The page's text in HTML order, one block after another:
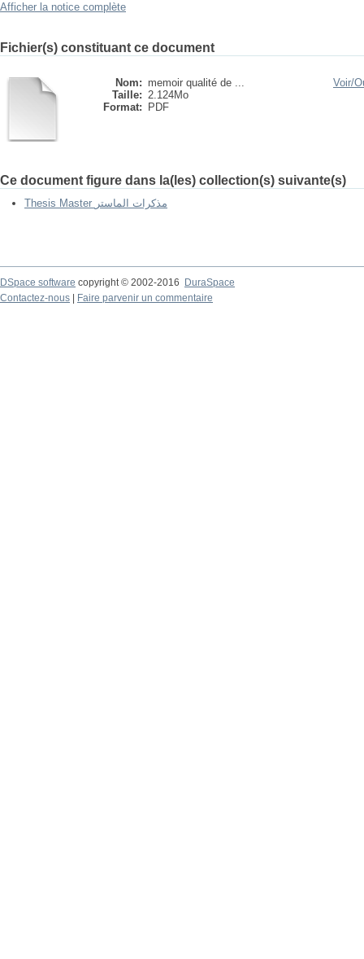
Afficher la notice complète
Fichier(s) constituant ce document
Nom: memoir qualité de ...
Taille: 2.124Mo
Format:
PDF
Voir/
Ce document figure dans la(les) collection(s) suivante(s)
Thesis Master مذكرات الماستر
DSpace software copyright © 2002-2016
DuraSpace
Contactez-nous
Faire parvenir un commentaire